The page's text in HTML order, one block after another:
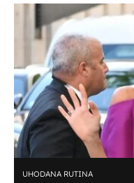
UHODANA RUTINA